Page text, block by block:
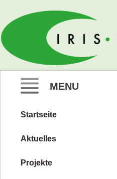
IRIS e. V.
MENU
Zum
springen
Startseite
Aktuelles
Projekte